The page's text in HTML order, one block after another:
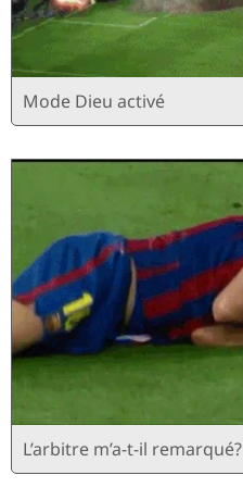
Mode Dieu activé
L’arbitre m’a-t-il remarqué?